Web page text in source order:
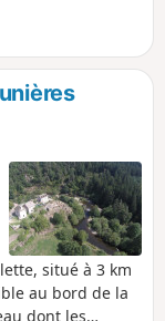
situé à 3 km
au bord de la
dont les